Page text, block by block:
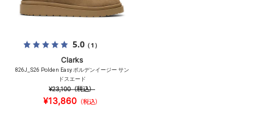
5.0（1）
Clarks
826J_S26 Polden Easy ポルデンイージー サン
ドスエード
¥23,100（税込）
¥13,860（税込）